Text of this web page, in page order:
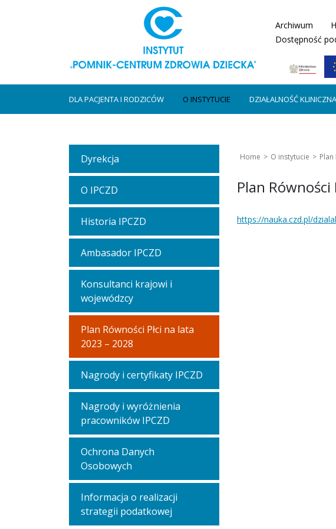
Archiwum
Dostępność
DLA PACJENTA I RODZICÓW O INSTYTUCIE DZIAŁALNOŚĆ KLINICZNA
Dyrekcja
O IPCZD
Historia IPCZD
Ambasador IPCZD
Konsultanci krajowi i
wojewódzcy
Plan Równości Płci na lata
2023 – 2028
Nagrody i certyfikaty IPCZD
Nagrody i wyróżnienia
pracowników IPCZD
Ochrona Danych
Osobowych
Informacja o realizacji
strategii podatkowej
Home O instytucie Plan
Plan Równości
https://nauka.czd.pl/